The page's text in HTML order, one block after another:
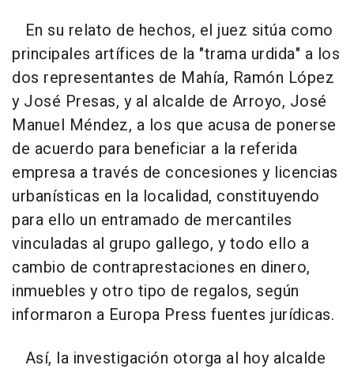
En su relato de hechos, el juez sitúa como
principales artífices de la "trama urdida" a los
dos representantes de Mahía, Ramón López
y José Presas, y al alcalde de Arroyo, José
Manuel Méndez, a los que acusa de ponerse
de acuerdo para beneficiar a la referida
empresa a través de concesiones y licencias
urbanísticas en la localidad, constituyendo
para ello un entramado de mercantiles
vinculadas al grupo gallego, y todo ello a
cambio de contraprestaciones en dinero,
inmuebles y otro tipo de regalos, según
informaron a Europa Press fuentes jurídicas.
Así, la investigación otorga al hoy alcalde